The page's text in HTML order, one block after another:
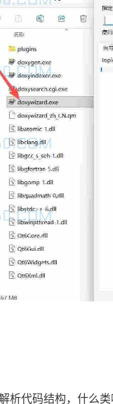
析代码结构，什么